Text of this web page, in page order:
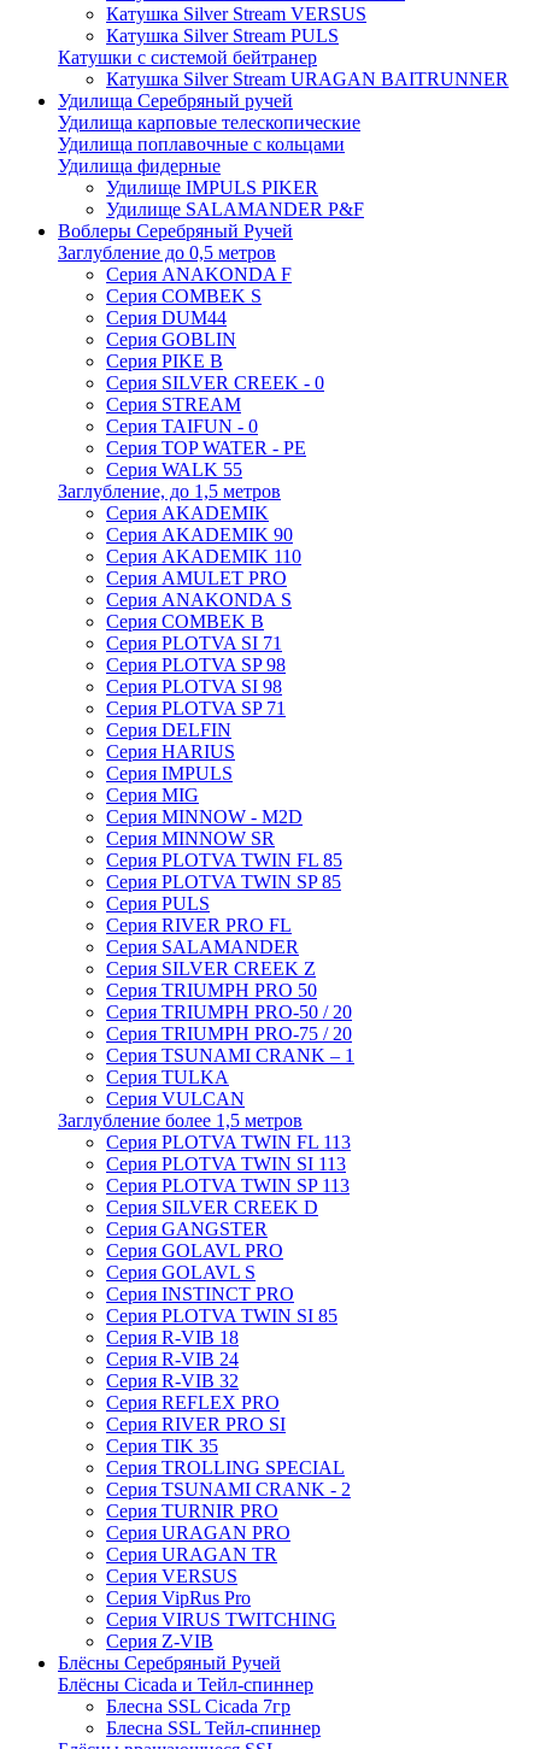
Катушка Silver Stream VERSUS
Катушка Silver Stream PULS
Катушки с системой бейтранер
Катушка Silver Stream URAGAN BAITRUNNER
Удилища Серебряный ручей
Удилища карповые телескопические
Удилища поплавочные с кольцами
Удилища фидерные
Удилище IMPULS PIKER
Удилище SALAMANDER P&F
Воблеры Серебряный Ручей
Заглубление до 0,5 метров
Серия ANAKONDA F
Серия COMBEK S
Серия DUM44
Серия GOBLIN
Серия PIKE B
Серия SILVER CREEK - 0
Серия STREAM
Серия TAIFUN - 0
Серия TOP WATER - PE
Серия WALK 55
Заглубление, до 1,5 метров
Серия AKADEMIK
Серия AKADEMIK 90
Серия AKADEMIK 110
Серия AMULET PRO
Серия ANAKONDA S
Серия COMBEK B
Серия PLOTVA SI 71
Серия PLOTVA SP 98
Серия PLOTVA SI 98
Серия PLOTVA SP 71
Серия DELFIN
Серия HARIUS
Серия IMPULS
Серия MIG
Серия MINNOW - M2D
Серия MINNOW SR
Серия PLOTVA TWIN FL 85
Серия PLOTVA TWIN SP 85
Серия PULS
Серия RIVER PRO FL
Серия SALAMANDER
Серия SILVER CREEK Z
Серия TRIUMPH PRO 50
Серия TRIUMPH PRO-50 / 20
Серия TRIUMPH PRO-75 / 20
Серия TSUNAMI CRANK – 1
Серия TULKA
Серия VULCAN
Заглубление более 1,5 метров
Серия PLOTVA TWIN FL 113
Серия PLOTVA TWIN SI 113
Серия PLOTVA TWIN SP 113
Серия SILVER CREEK D
Серия GANGSTER
Серия GOLAVL PRO
Серия GOLAVL S
Серия INSTINCT PRO
Серия PLOTVA TWIN SI 85
Серия R-VIB 18
Серия R-VIB 24
Серия R-VIB 32
Серия REFLEX PRO
Серия RIVER PRO SI
Серия TIK 35
Серия TROLLING SPECIAL
Серия TSUNAMI CRANK - 2
Серия TURNIR PRO
Серия URAGAN PRO
Серия URAGAN TR
Серия VERSUS
Серия VipRus Pro
Серия VIRUS TWITCHING
Серия Z-VIB
Блёсны Серебряный Ручей
Блёсны Cicada и Тейл-спиннер
Блесна SSL Cicada 7гр
Блесна SSL Тейл-спиннер